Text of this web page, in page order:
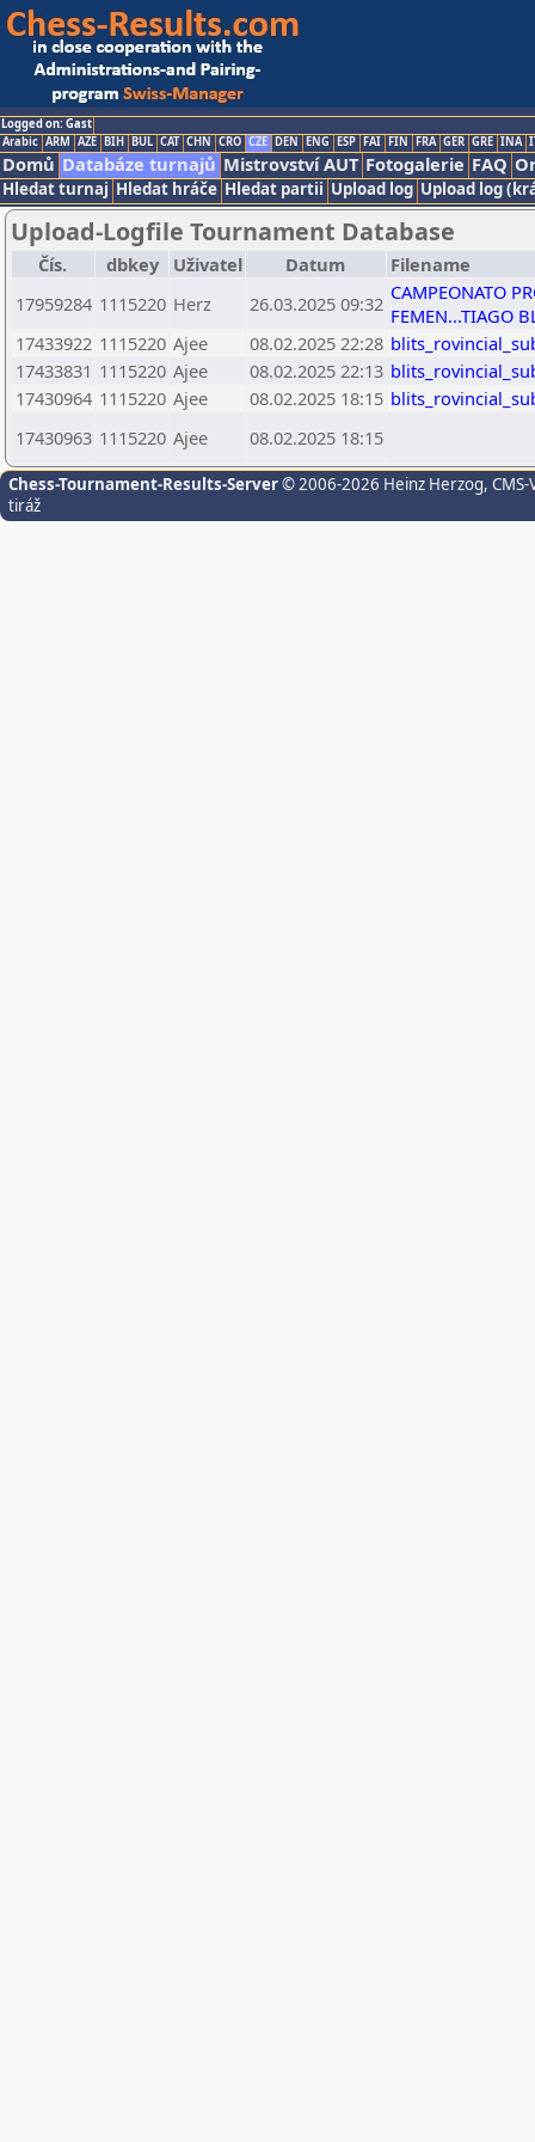
Logged on: Gast
Arabic ARM AZE BIH BUL CAT CHN CRO CZE DEN ENG ESP FAI FIN FRA GER GRE INA
Domů Databáze turnajů Mistrovství AUT Fotogalerie FAQ
Hledat turnaj Hledat hráče Hledat partii Upload log Upload log
Upload-Logfile Tournament Database
Čís. dbkey Uživatel Datum
Filename
17959284 1115220 Herz 26.03.2025 09:32 CAMPEONATO
FEMEN...TIAGO
17433922 1115220 Ajee 08.02.2025 22:28
17433831 1115220 Ajee 08.02.2025 22:13
17430964 1115220 Ajee 08.02.2025 18:15
17430963 1115220 Ajee 08.02.2025 18:15
Chess-Tournament-Results-Server© 2006-2026 Heinz Herzog,
tiráž